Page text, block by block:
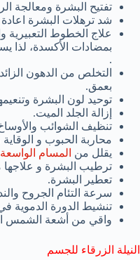
تفتيح البشرة ومعالجة
شد ترهلات البشرة اعادة
علاج الخطوط التعبيرية
بمضادات الأكسدة، لذا
.
التخلص من الدهون
بعمق.
توحيد لون البشرة
إزالة الجلد الميت.
تنظيف الشوائب
محاربة الحبوب و
يقلل من المسام
ترطيب البشرة و
تعطير البشرة.
سرعة التئام الجروح
تنشيط الدورة الدموية
واقي من أشعة الشمس
النيلة الزرقاء للجسم